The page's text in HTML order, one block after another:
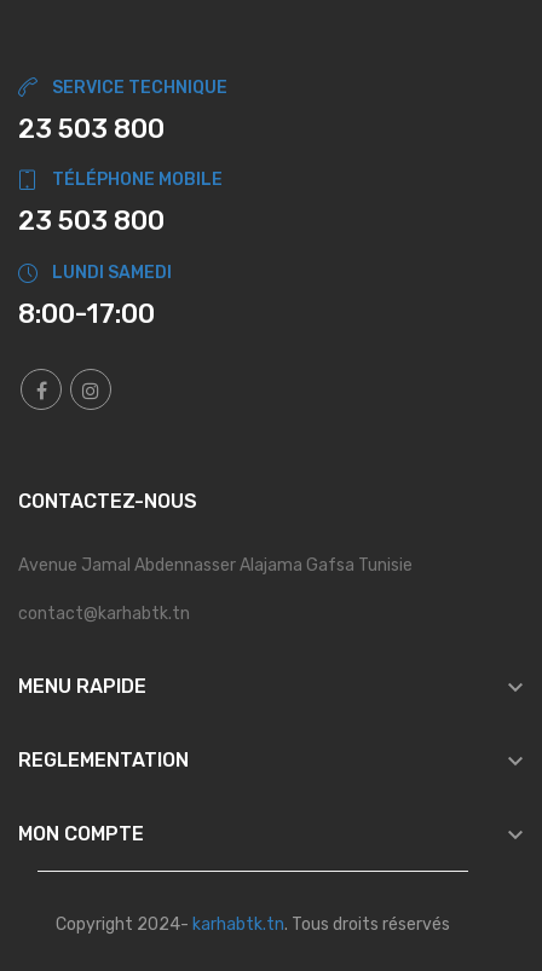
SERVICE TECHNIQUE
23 503 800
TÉLÉPHONE MOBILE
23 503 800
LUNDI SAMEDI
8:00-17:00
CONTACTEZ-NOUS
Avenue Jamal Abdennasser Alajama Gafsa Tunisie
contact@karhabtk.tn
MENU RAPIDE 
REGLEMENTATION 
MON COMPTE 
Copyright 2024- karhabtk.tn. Tous droits réservés